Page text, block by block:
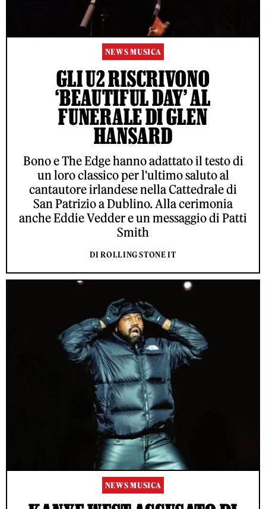
NEWS MUSICA
GLI U2 RISCRIVONO
‘BEAUTIFUL DAY’ AL
FUNERALE DI GLEN
HANSARD
Bono e The Edge hanno adattato il testo di
un loro classico per l'ultimo saluto al
cantautore irlandese nella Cattedrale di
San Patrizio a Dublino. Alla cerimonia
anche Eddie Vedder e un messaggio di Patti
Smith
DI ROLLING STONE IT
NEWS MUSICA